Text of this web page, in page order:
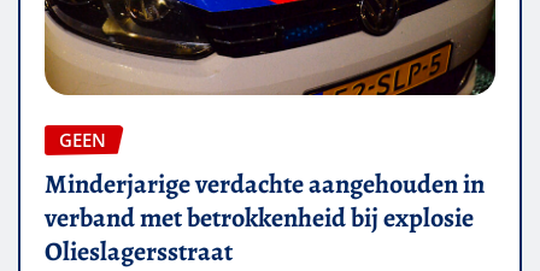
GEEN
Minderjarige verdachte aangehouden in
verband met betrokkenheid bij explosie
Olieslagersstraat